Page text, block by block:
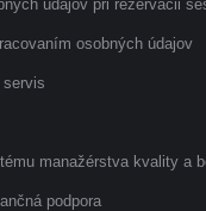
údajov pri rezervácii
osobných údajov
manažérstva kvality a
podpora